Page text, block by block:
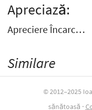
Apreciază:
Apreciere Încarc…
Similare
© 2012–2025
sănătoasă ⋅